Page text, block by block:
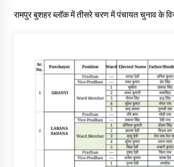
बड़ी ख़बर – अनुबंध कर्मचारियों को बैक
देहरा पुलिस की बड़ी कार्रवाई- 90
आभूषण बरामद, 7 आरोपी गिरफ्तार
05/08/2026
पिंजौर-बद्दी फोरलेन परियोजना को
से बैलेंस कार्य का अवार्ड जारी : हर्ष
05/08/2026
रामपुर बुशहर ब्लॉक में तीसरे चरण में पंचायत चुनाव के